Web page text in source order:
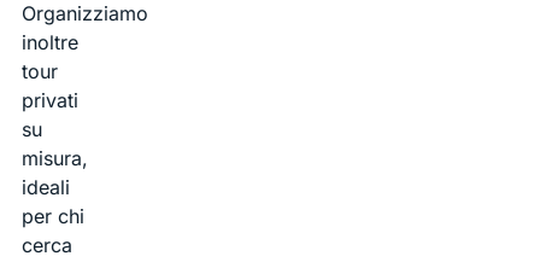
Organizziamo
inoltre
tour
privati
su
misura,
ideali
per chi
cerca